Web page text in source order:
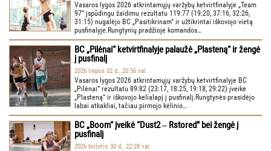
Vasaros lygos 2026 atkrintamųjų varžybų ketvirtfinalyje „Team
97“ įspūdingu žaidimu rezultatu 119:77 (19:20, 37:16, 32:26,
31:15) nugalėjo BC „Pasitikrinam“ ir užtikrintai iškovojo vietą
pusfinalyje.Rungtynių pradžioje komandos…
BC „Pilėnai“ ketvirtfinalyje palaužė „Plasteną“ ir žengė
į pusfinalį
2026 liepos 02 d., 20:56 val.
Vasaros lygos 2026 atkrintamųjų varžybų ketvirtfinalyje BC
„Pilėnai“ rezultatu 89:82 (23:17, 18:25, 19:18, 29:22) įveikė
„Plasteną“ ir iškovojo kelialapį į pusfinalį.Rungtynės prasidėjo
labai atkakliai, tačiau pirmojo kėlinio…
BC „Boom“ įveikė “Dust2 ‒ Rstored” bei žengė į
pusfinalį
2026 birželio 30 d., 22:28 val.